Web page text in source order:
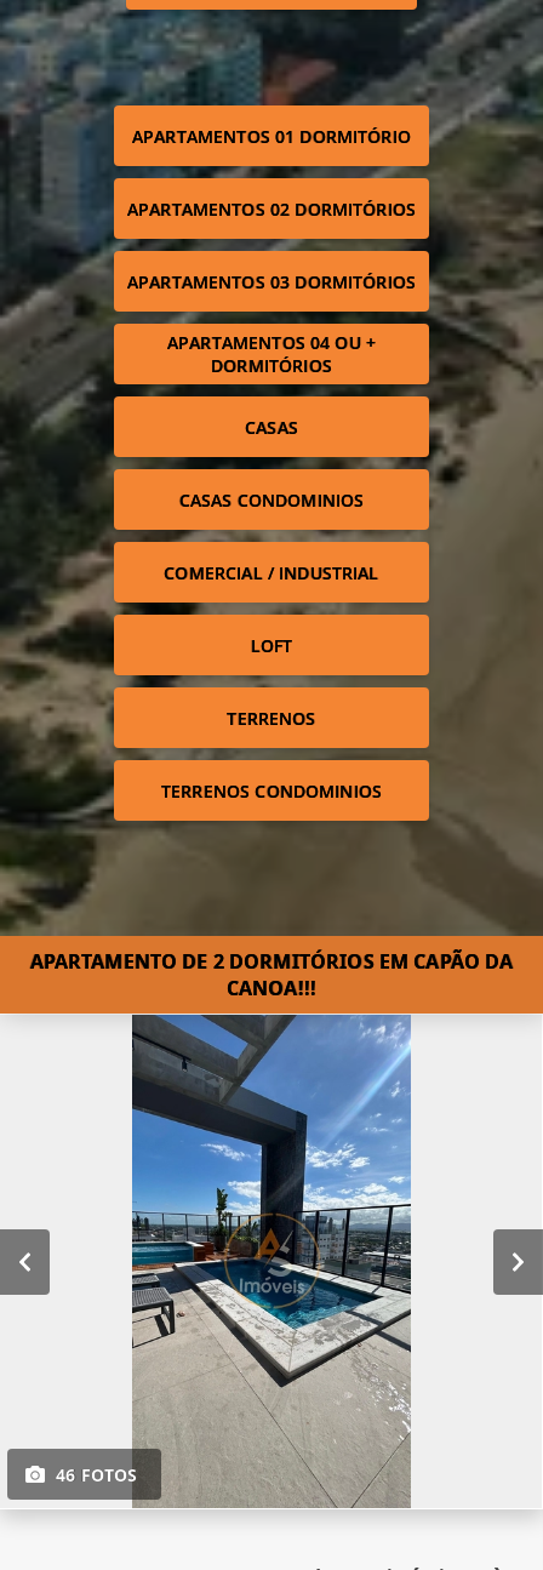
APARTAMENTOS 01 DORMITÓRIO
APARTAMENTOS 02 DORMITÓRIOS
APARTAMENTOS 03 DORMITÓRIOS
APARTAMENTOS 04 OU +
DORMITÓRIOS
CASAS
CASAS CONDOMINIOS
COMERCIAL / INDUSTRIAL
LOFT
TERRENOS
TERRENOS CONDOMINIOS
APARTAMENTO DE 2 DORMITÓRIOS EM CAPÃO DA
CANOA!!!
46 FOTOS